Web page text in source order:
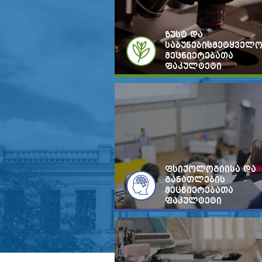
ზუსტ და
საბუნებისმეტყველო
მეცნიერებათა
ფაკულტეტი
ფსიქოლოგიისა და
განათლების
მეცნიერებათა
ფაკულტეტი